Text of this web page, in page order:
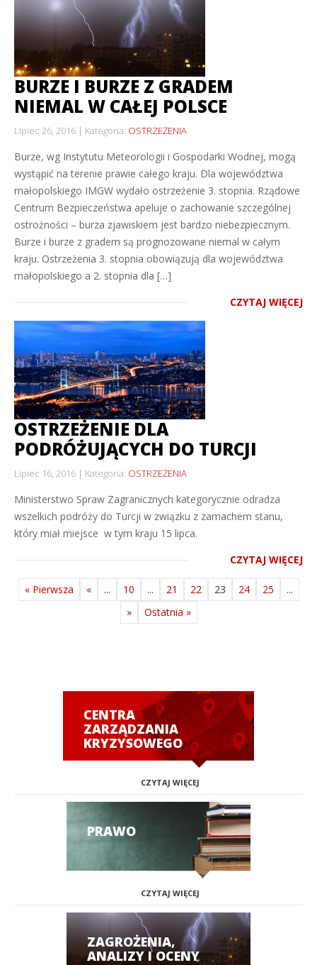
BURZE I BURZE Z GRADEM
NIEMAL W CAŁEJ POLSCE
Lipiec 26, 2016 Kategoria: OSTRZEŻENIA
Burze, wg Instytutu Meteorologii i Gospodarki Wodnej, mogą
wystąpić na terenie prawie całego kraju. Dla województwa
małopolskiego IMGW wydało ostrzeżenie 3. stopnia. Rządowe
Centrum Bezpieczeństwa apeluje o zachowanie szczególnej
ostrożności – burza zjawiskiem jest bardzo niebezpiecznym.
Burze i burze z gradem są prognozowane niemal w całym
kraju. Ostrzeżenia 3. stopnia obowiązują dla województwa
małopolskiego a 2. stopnia dla […]
CZYTAJ WIĘCEJ
OSTRZEŻENIE DLA
PODRÓŻUJĄCYCH DO TURCJI
Lipiec 16, 2016 Kategoria: OSTRZEŻENIA
Ministerstwo Spraw Zagranicznych kategorycznie odradza
wszelkich podróży do Turcji w związku z zamachem stanu,
który miał miejsce w tym kraju 15 lipca.
CZYTAJ WIĘCEJ
« Pierwsza « ... 10 ... 21 22 23 24 25
...
»
Ostatnia »
CENTRA
ZARZĄDZANIA
KRYZYSOWEGO
CZYTAJ WIĘCEJ
PRAWO
CZYTAJ WIĘCEJ
ZAGROŻENIA,
ANALIZY I OCENY